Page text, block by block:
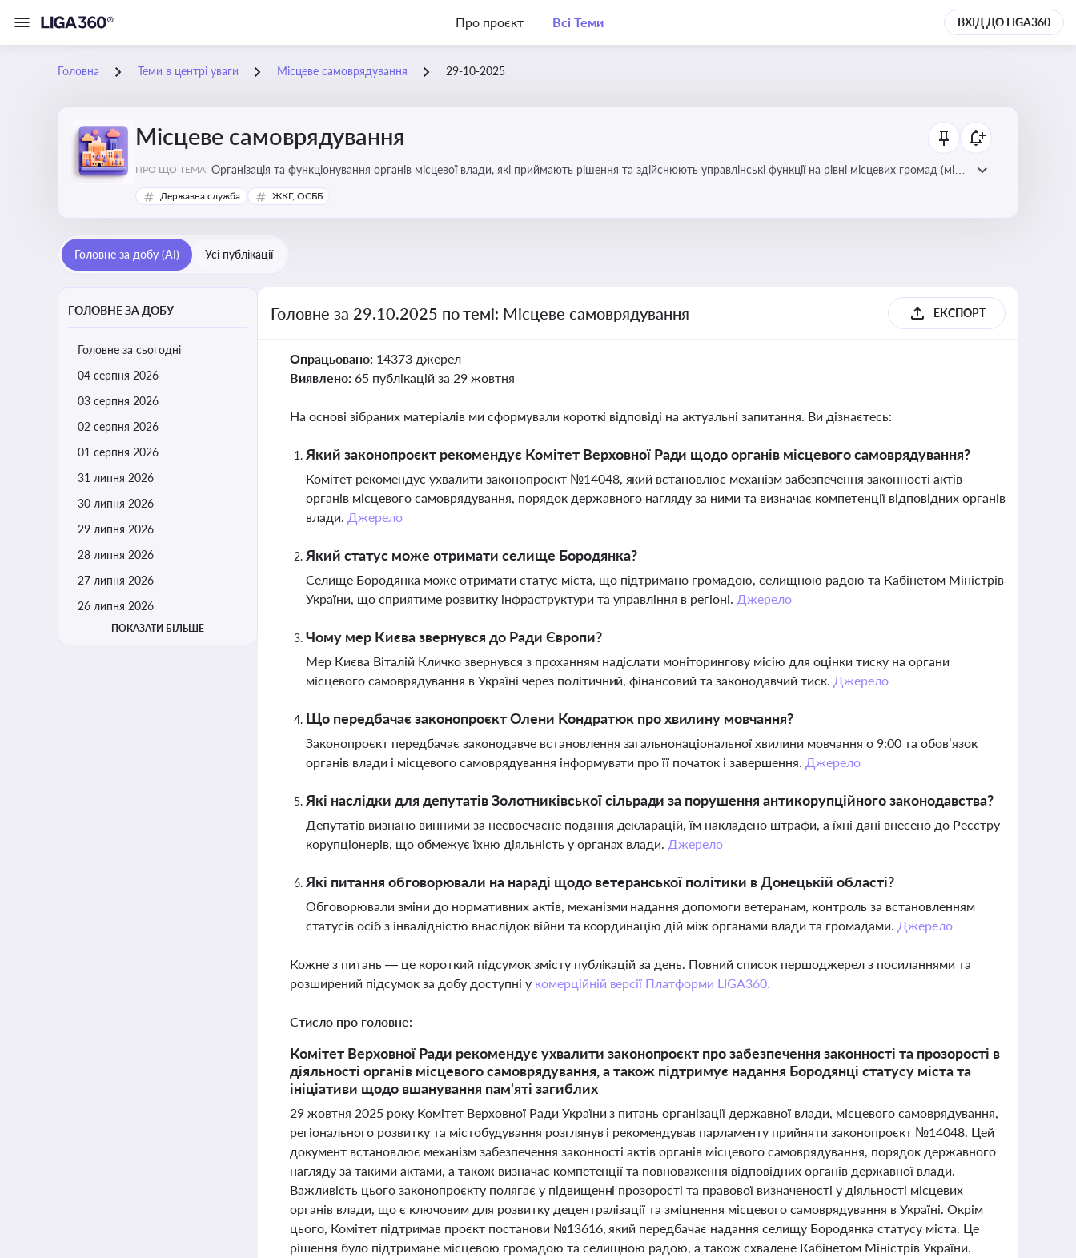
Про проєкт Всі Теми ВХІД ДО LIGA360
Головна Теми в центрі уваги Місцеве самоврядування 29-10-2025
Місцеве самоврядування
ПРО ЩО ТЕМА: Організація та функціонування органів місцевої влади, які приймають рішення та здійснюють управлінські функції на рівні місцевих громад (міст,
сіл, селищ)
Державна служба ЖКГ, ОСББ
Головне за добу (AI) Усі публікації
ГОЛОВНЕ ЗА ДОБУ
Головне за сьогодні
04 серпня 2026
03 серпня 2026
02 серпня 2026
01 серпня 2026
31 липня 2026
30 липня 2026
29 липня 2026
28 липня 2026
27 липня 2026
26 липня 2026
ПОКАЗАТИ БІЛЬШЕ
Головне за 29.10.2025 по темі: Місцеве самоврядування ЕКСПОРТ
Опрацьовано: 14373 джерел
Виявлено: 65 публікацій за 29 жовтня
На основі зібраних матеріалів ми сформували короткі відповіді на актуальні запитання. Ви дізнаєтесь:
Який законопроєкт рекомендує Комітет Верховної Ради щодо органів місцевого самоврядування?
Комітет рекомендує ухвалити законопроєкт №14048, який встановлює механізм забезпечення законності актів
органів місцевого самоврядування, порядок державного нагляду за ними та визначає компетенції відповідних органів
влади. Джерело
Який статус може отримати селище Бородянка?
Селище Бородянка може отримати статус міста, що підтримано громадою, селищною радою та Кабінетом Міністрів
України, що сприятиме розвитку інфраструктури та управління в регіоні. Джерело
Чому мер Києва звернувся до Ради Європи?
Мер Києва Віталій Кличко звернувся з проханням надіслати моніторингову місію для оцінки тиску на органи
місцевого самоврядування в Україні через політичний, фінансовий та законодавчий тиск. Джерело
Що передбачає законопроєкт Олени Кондратюк про хвилину мовчання?
Законопроєкт передбачає законодавче встановлення загальнонаціональної хвилини мовчання о 9:00 та обов’язок
органів влади і місцевого самоврядування інформувати про її початок і завершення. Джерело
Які наслідки для депутатів Золотниківської сільради за порушення антикорупційного законодавства?
Депутатів визнано винними за несвоєчасне подання декларацій, їм накладено штрафи, а їхні дані внесено до Реєстру
корупціонерів, що обмежує їхню діяльність у органах влади. Джерело
Які питання обговорювали на нараді щодо ветеранської політики в Донецькій області?
Обговорювали зміни до нормативних актів, механізми надання допомоги ветеранам, контроль за встановленням
статусів осіб з інвалідністю внаслідок війни та координацію дій між органами влади та громадами. Джерело
Кожне з питань — це короткий підсумок змісту публікацій за день. Повний список першоджерел з посиланнями та
розширений підсумок за добу доступні у комерційній версії Платформи LIGA360.
Стисло про головне:
Комітет Верховної Ради рекомендує ухвалити законопроєкт про забезпечення законності та прозорості в
діяльності органів місцевого самоврядування, а також підтримує надання Бородянці статусу міста та
ініціативи щодо вшанування пам'яті загиблих
29 жовтня 2025 року Комітет Верховної Ради України з питань організації державної влади, місцевого самоврядування,
регіонального розвитку та містобудування розглянув і рекомендував парламенту прийняти законопроєкт №14048. Цей
документ встановлює механізм забезпечення законності актів органів місцевого самоврядування, порядок державного
нагляду за такими актами, а також визначає компетенції та повноваження відповідних органів державної влади.
Важливість цього законопроєкту полягає у підвищенні прозорості та правової визначеності у діяльності місцевих
органів влади, що є ключовим для розвитку децентралізації та зміцнення місцевого самоврядування в Україні. Окрім
цього, Комітет підтримав проєкт постанови №13616, який передбачає надання селищу Бородянка статусу міста. Це
рішення було підтримане місцевою громадою та селищною радою, а також схвалене Кабінетом Міністрів України.